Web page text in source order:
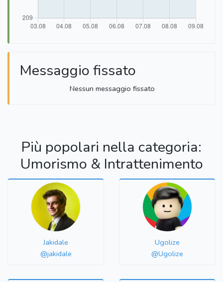
Messaggio fissato
Nessun messaggio fissato
Più popolari nella categoria:
Umorismo & Intrattenimento
Jakidale
@jakidale
Ugolize
@Ugolize